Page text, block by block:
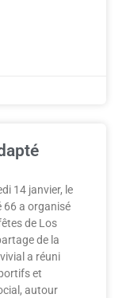
14 janvier, le
66 a organisé
de Los
de la
a réuni
et
autour